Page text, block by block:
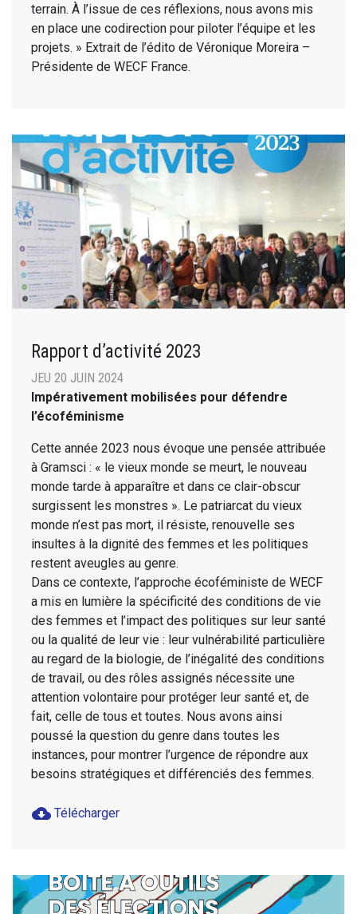
terrain. À l’issue de ces réflexions, nous avons mis
en place une codirection pour piloter l’équipe et les
projets. » Extrait de l’édito de Véronique Moreira –
Présidente de WECF France.
Rapport d’activité 2023
JEU 20 JUIN 2024
Impérativement mobilisées pour défendre
l’écoféminisme
Cette année 2023 nous évoque une pensée attribuée
à Gramsci : « le vieux monde se meurt, le nouveau
monde tarde à apparaître et dans ce clair-obscur
surgissent les monstres ». Le patriarcat du vieux
monde n’est pas mort, il résiste, renouvelle ses
insultes à la dignité des femmes et les politiques
restent aveugles au genre.
Dans ce contexte, l’approche écoféministe de WECF
a mis en lumière la spécificité des conditions de vie
des femmes et l’impact des politiques sur leur santé
ou la qualité de leur vie : leur vulnérabilité particulière
au regard de la biologie, de l’inégalité des conditions
de travail, ou des rôles assignés nécessite une
attention volontaire pour protéger leur santé et, de
fait, celle de tous et toutes. Nous avons ainsi
poussé la question du genre dans toutes les
instances, pour montrer l’urgence de répondre aux
besoins stratégiques et différenciés des femmes.
cloud_download Télécharger